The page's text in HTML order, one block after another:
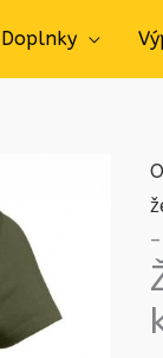
Doplnky